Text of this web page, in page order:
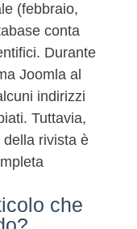
(febbraio,
conta
Durante
Joomla al
indirizzi
Tuttavia,
della rivista è
che